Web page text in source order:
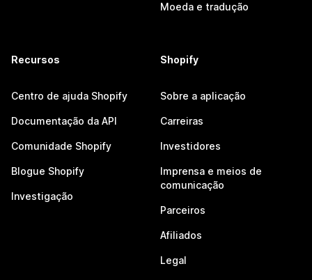
Moeda e tradução
Recursos
Centro de ajuda Shopify
Documentação da API
Comunidade Shopify
Blogue Shopify
Investigação
Shopify
Sobre a aplicação
Carreiras
Investidores
Imprensa e meios de
comunicação
Parceiros
Afiliados
Legal